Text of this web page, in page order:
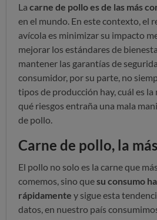
La carne de pollo es de las más
en el mundo. En este contexto, el
avícola es minimizar su impacto
mejorar los estándares de
mantener las garantías de
consumidor, por su parte, no
tipos de producción hay, cuál es
qué riesgos entraña una mala
de pollo.
Carne de pollo, la
El pollo no solo es la carne que
comemos, sino quesu consumo
rápidamente y sigue esta
datos, en nuestro país